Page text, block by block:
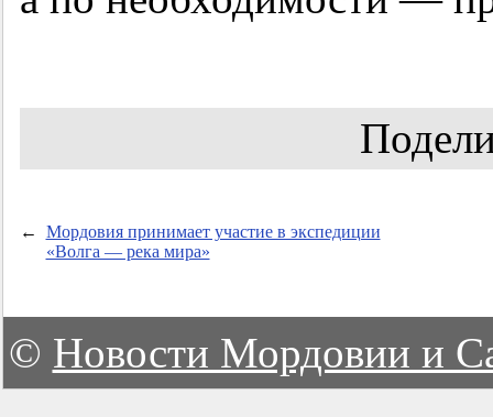
←
Мордовия принимает участие в экспедиции
«Волга — река мира»
© Новости Мордовии и